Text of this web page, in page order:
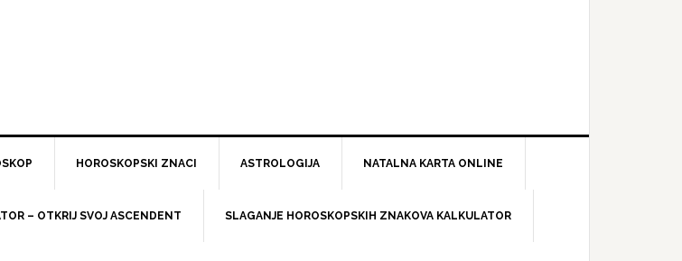
HOROSKOPSKI ZNACI ASTROLOGIJA NATALNA KARTA ONLINE
– OTKRIJ SVOJ ASCENDENT SLAGANJE HOROSKOPSKIH ZNAKOVA KALKULATOR